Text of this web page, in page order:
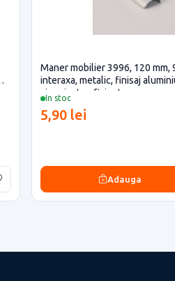
In stoc
Maner mobilier 3996, 120 mm,
interaxa, metalic, finisaj
si proiecte eficiente
5,90 lei
Adauga